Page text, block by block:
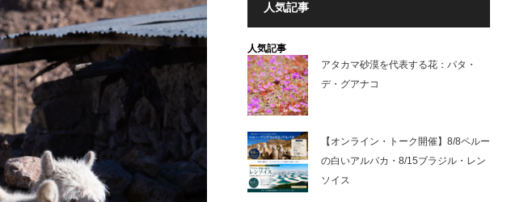
人気記事
人気記事
アタカマ砂漠を代表する花：パタ・
デ・グアナコ
【オンライン・トーク開催】8/8ペルー
の白いアルパカ・8/15ブラジル・レン
ソイス